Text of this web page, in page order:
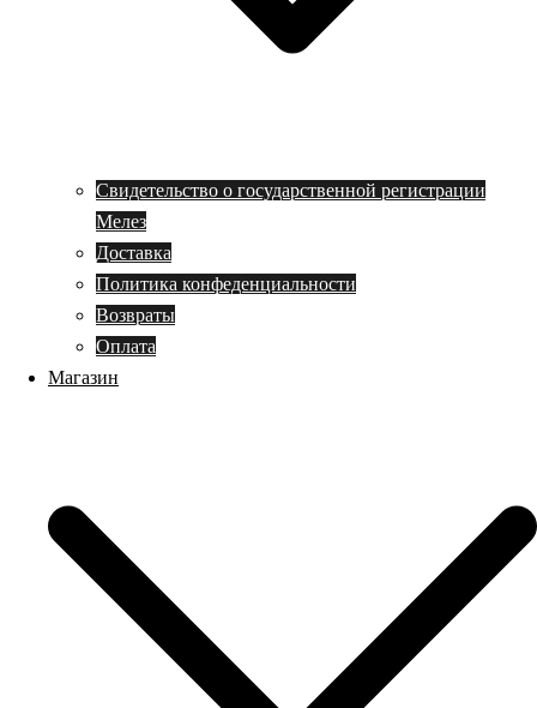
Свидетельство о государственной регистрации
Мелез
Доставка
Политика конфеденциальности
Возвраты
Оплата
Магазин